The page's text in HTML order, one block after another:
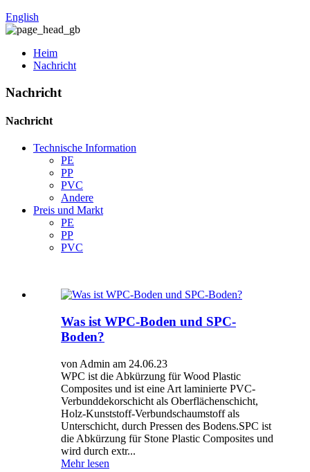
English
Heim
Nachricht
Nachricht
Nachricht
Technische Information
PE
PP
PVC
Andere
Preis und Markt
PE
PP
PVC
Was ist WPC-Boden und SPC-
Boden?
von Admin am 24.06.23
WPC ist die Abkürzung für Wood Plastic
Composites und ist eine Art laminierte PVC-
Verbunddekorschicht als Oberflächenschicht,
Holz-Kunststoff-Verbundschaumstoff als
Unterschicht, durch Pressen des Bodens.SPC ist
die Abkürzung für Stone Plastic Composites und
wird durch extr...
Mehr lesen